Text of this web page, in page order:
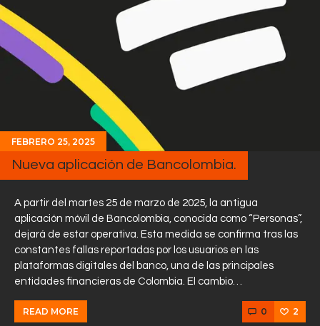
FEBRERO 25, 2025
Nueva aplicación de Bancolombia.
A partir del martes 25 de marzo de 2025, la antigua
aplicación móvil de Bancolombia, conocida como “Personas”,
dejará de estar operativa. Esta medida se confirma tras las
constantes fallas reportadas por los usuarios en las
plataformas digitales del banco, una de las principales
entidades financieras de Colombia. El cambio…
READ MORE 0 2